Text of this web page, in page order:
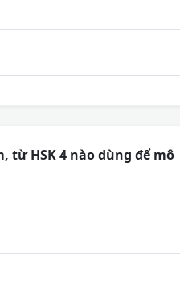
từ HSK 4 nào dùng để mô